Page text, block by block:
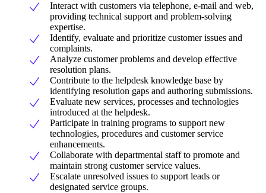
Interact with customers via telephone, e-mail and web,
providing technical support and problem-solving
expertise.
Identify, evaluate and prioritize customer issues and
complaints.
Analyze customer problems and develop effective
resolution plans.
Contribute to the helpdesk knowledge base by
identifying resolution gaps and authoring submissions.
Evaluate new services, processes and technologies
introduced at the helpdesk.
Participate in training programs to support new
technologies, procedures and customer service
enhancements.
Collaborate with departmental staff to promote and
maintain strong customer service values.
Escalate unresolved issues to support leads or
designated service groups.